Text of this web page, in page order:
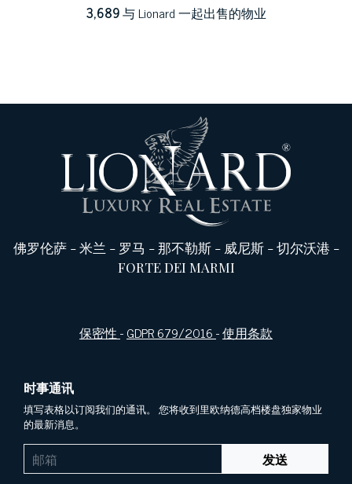
3,689与 Lionard 一起出售的物业
佛罗伦萨-米兰 - 罗马 -那不勒斯- 威尼斯-切尔沃港 -
FORTE DEI MARMI
保密性-GDPR 679/2016-使用条款
时事通讯
填写表格以订阅我们的通讯。 您将收到里欧纳德高档楼盘独家物业
的最新消息。
发送